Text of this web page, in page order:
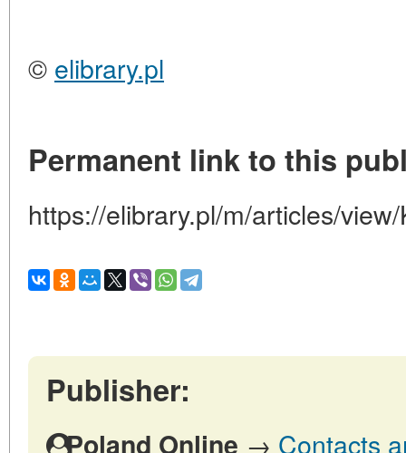
© elibrary.pl
Permanent link to this
https://elibrary.pl/m/articles/view/
Publisher:
Poland Online → Contacts